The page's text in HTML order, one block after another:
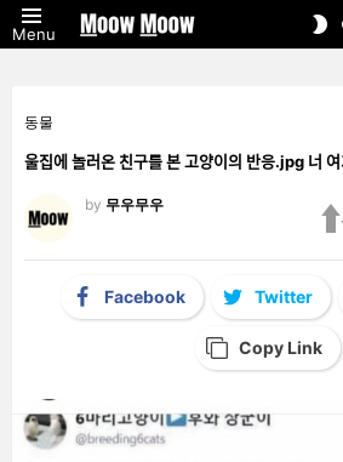
Menu
동물
울집에 놀러온 친구를 본 고양이의 반응.jpg 너
by 무우무우
Facebook Twitter
Copy Link